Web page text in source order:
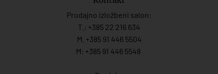
Prodajno izložbeni salon:
T.: +385 22 216 634
M. +385 91 446 5504
M: +385 91 446 5548